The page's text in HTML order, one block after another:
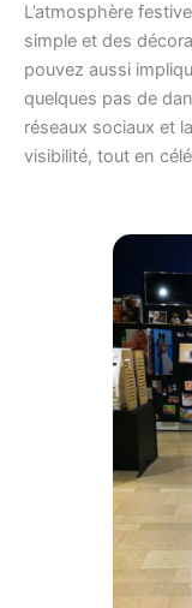
L’atmosphère
simple et des
pouvez aussi
quelques pas de
réseaux sociaux et
visibilité, tout en